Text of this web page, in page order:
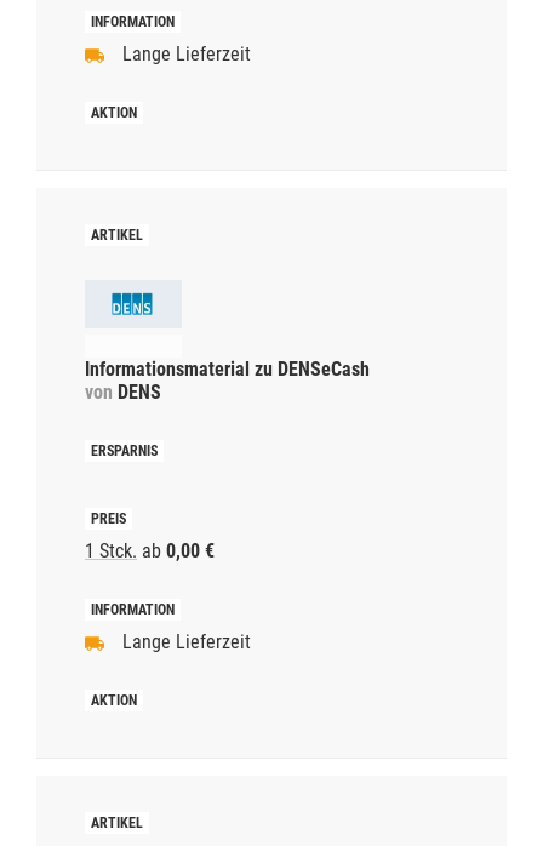
Lange Lieferzeit
Informationsmaterial zu DENSeCash
von DENS
1 Stck. ab 0,00 €
Lange Lieferzeit